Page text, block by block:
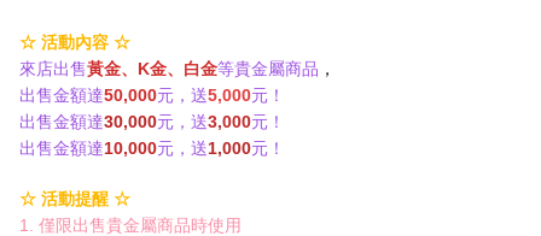
☆ 活動內容 ☆
來店出售黃金、K金、白金等貴金屬商品 ，
出售金額達50,000元，送5,000元！
出售金額達30,000元，送3,000元！
出售金額達10,000元，送1,000元！
☆ 活動提醒 ☆
1. 僅限出售貴金屬商品時使用